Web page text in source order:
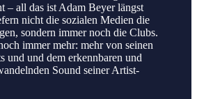
– all das ist Adam Beyer längst
nicht die sozialen Medien die
sondern immer noch die Clubs.
immer mehr: mehr von seinen
und und dem erkennbaren und
Sound seiner Artist-